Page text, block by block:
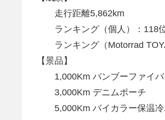
走行距離5,862km
ランキング（個人）：118
ランキング（Motorrad
【景品】
1,000Km バンブーファイバ
3,000Km デニムポーチ
5,000Km バイカラー保温冷